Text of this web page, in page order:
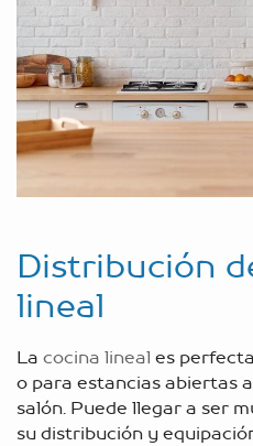
Distribución
lineal
La cocina lineal es
o para estancias abiertas
salón. Puede llegar a ser
su distribución y